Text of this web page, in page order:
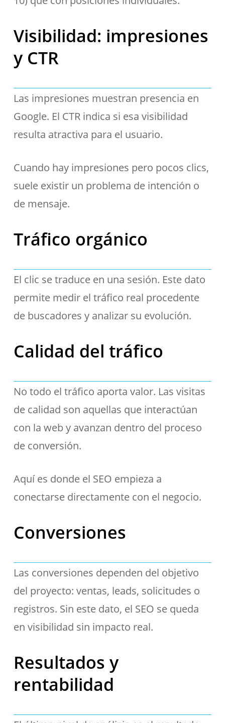
Visibilidad: impresiones
y CTR
Las impresiones muestran presencia en
Google. El CTR indica si esa visibilidad
resulta atractiva para el usuario.
Cuando hay impresiones pero pocos clics,
suele existir un problema de intención o
de mensaje.
Tráfico orgánico
El clic se traduce en una sesión. Este dato
permite medir el tráfico real procedente
de buscadores y analizar su evolución.
Calidad del tráfico
No todo el tráfico aporta valor. Las visitas
de calidad son aquellas que interactúan
con la web y avanzan dentro del proceso
de conversión.
Aquí es donde el SEO empieza a
conectarse directamente con el negocio.
Conversiones
Las conversiones dependen del objetivo
del proyecto: ventas, leads, solicitudes o
registros. Sin este dato, el SEO se queda
en visibilidad sin impacto real.
Resultados y
rentabilidad